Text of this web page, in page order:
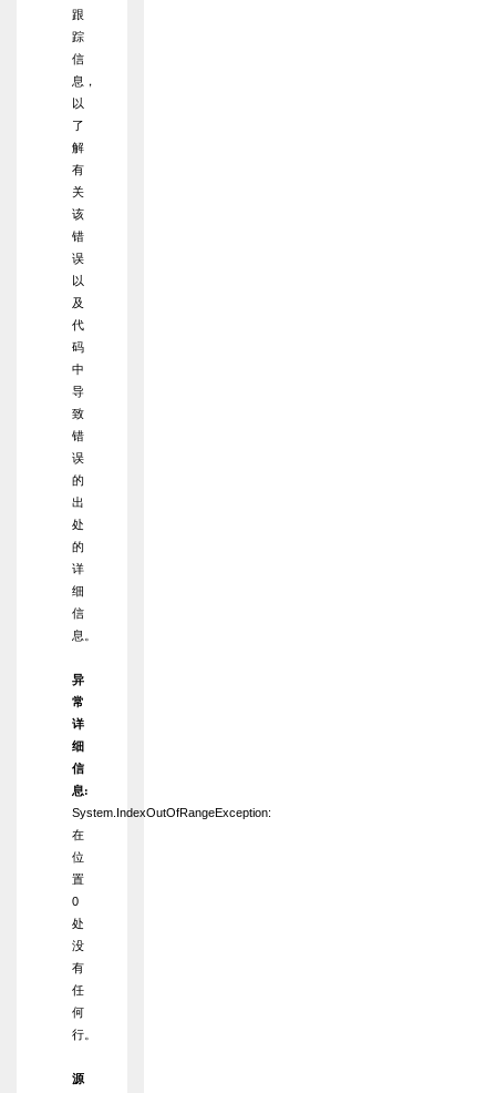
跟
踪
信
息，
以
了
解
有
关
该
错
误
以
及
代
码
中
导
致
错
误
的
出
处
的
详
细
信
息。
异
常
详
细
信
息:
System.IndexOutOfRangeException:
在
位
置
0
处
没
有
任
何
行。
源